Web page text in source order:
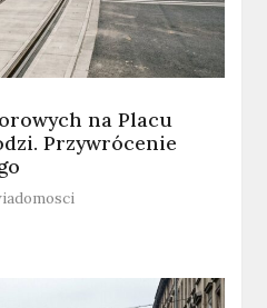
na Placu
Przywrócenie